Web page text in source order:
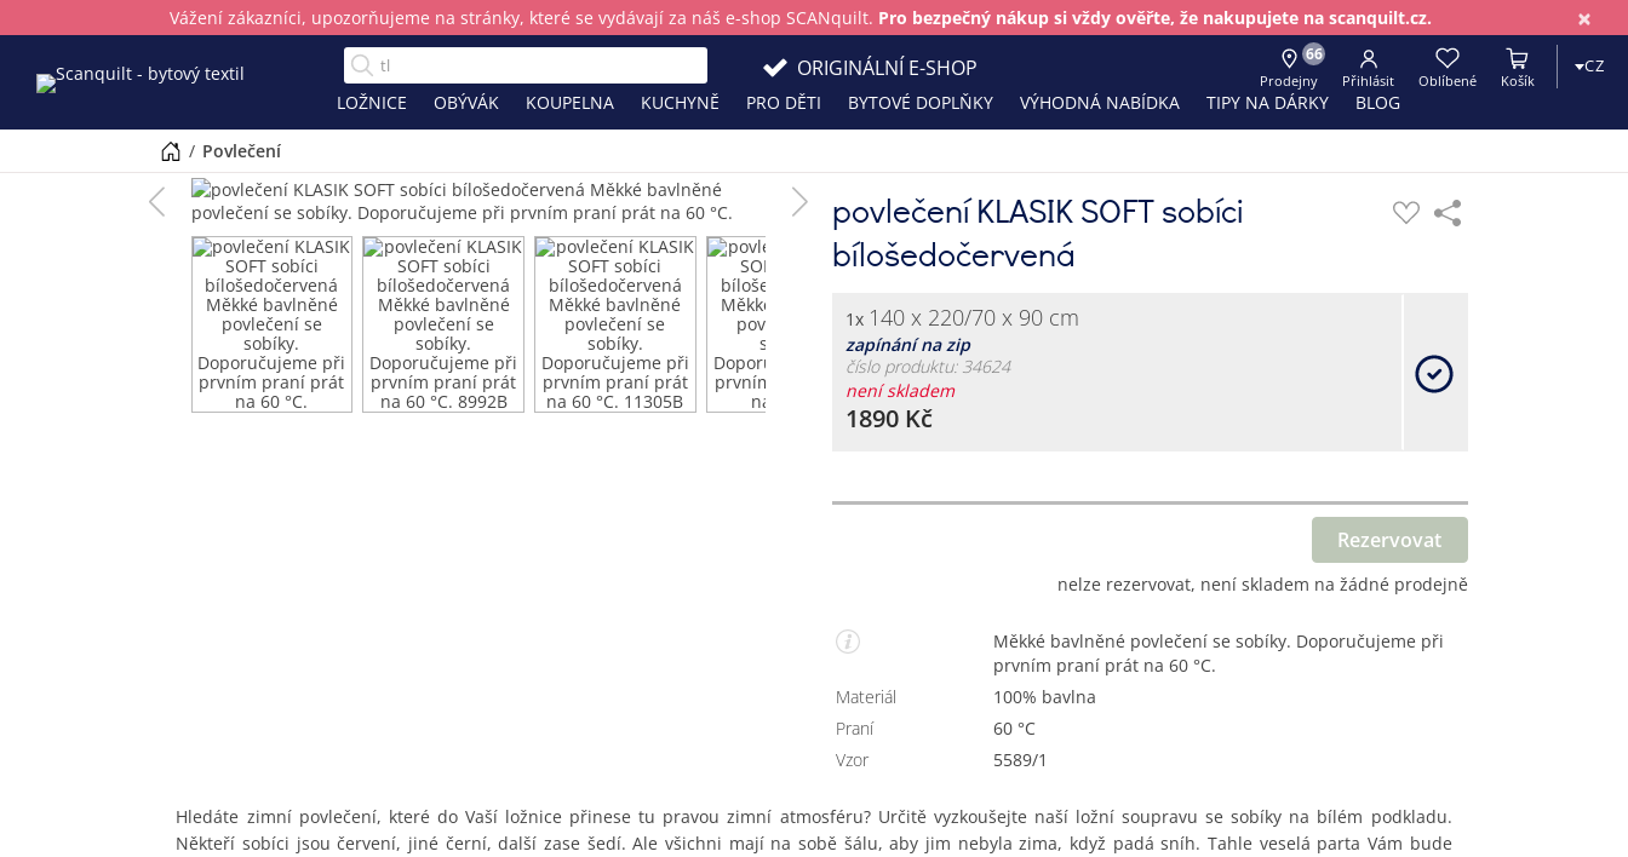
×
Vážení zákazníci, upozorňujeme na stránky, které se vydávají za náš e-shop SCANquilt. Pro bezpečný nákup si vždy ověřte, že nakupujete na scanquilt.cz.
LOŽNICE OBÝVÁK KOUPELNA KUCHYNĚ PRO DĚTI BYTOVÉ DOPLŇKY VÝHODNÁ NABÍDKA TIPY NA DÁRKY BLOG
66
Prodejny Přihlásit Oblíbené Košík
CZ
ORIGINÁLNÍ E-SHOP
/ povlečení
povlečení KLASIK SOFT sobíci
bílošedočervená
1x 140 x 220/70 x 90 cm
zapínání na zip
číslo produktu: 34624
není skladem
1890 Kč
Rezervovat
nelze rezervovat, není skladem na žádné prodejně
Měkké bavlněné povlečení se sobíky. Doporučujeme při
prvním praní prát na 60 °C.
Materiál
100% bavlna
Praní
60 °C
Vzor
5589/1
Hledáte zimní povlečení, které do Vaší ložnice přinese tu pravou zimní atmosféru? Určitě vyzkoušejte naší ložní soupravu se sobíky na bílém podkladu.
Někteří sobíci jsou červení, jiné černí, další zase šedí. Ale všichni mají na sobě šálu, aby jim nebyla zima, když padá sníh. Tahle veselá parta Vám bude